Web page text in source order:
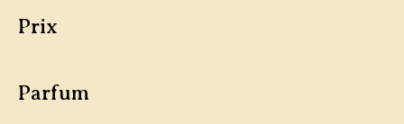
Prix
Parfum